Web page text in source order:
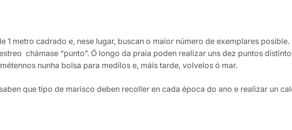
1 metro cadrado e, nese lugar, buscan o maior número de exemplares posible.
chámase “punto”. Ó longo da praia poden realizar uns dez puntos
nunha bolsa para medilos e, máis tarde, volvelos ó mar.
que tipo de marisco deben recoller en cada época do ano e realizar un